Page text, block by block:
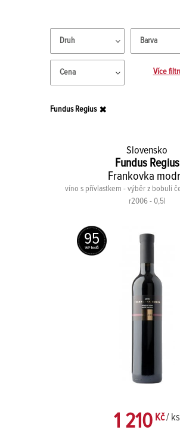
Druh Barva
Cena Více
Fundus Regius
Slovensko
Fundus Regius
Frankovka
víno s přívlastkem - výběr z bobulí
r2006 - 0,5l
95
1 210 Kč/ ks